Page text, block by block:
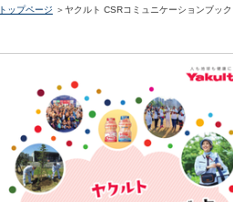
トップページ ＞ヤクルト CSRコミュニケーションブッ